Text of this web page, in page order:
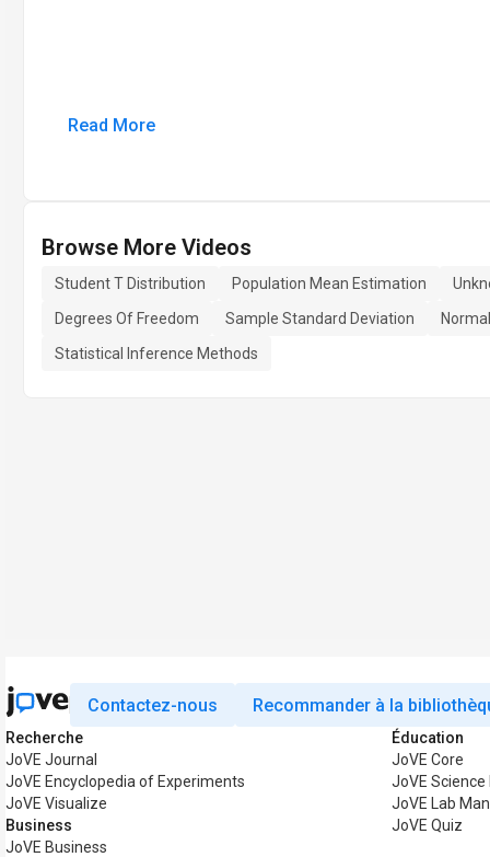
Read More
Browse More Videos
Student T Distribution Population Mean Estimation
Degrees Of Freedom
Sample Standard Deviation
Statistical Inference Methods
Contactez-nous Recommander à la
Recherche
JoVE Journal
JoVE Encyclopedia of Experiments
JoVE Visualize
Business
JoVE Business
Éducation
JoVE Core
JoVE
JoVE Lab
JoVE Quiz